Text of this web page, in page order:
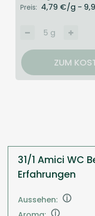
Preis: 4,79 €/g -
5 g
ZUM
31/1 Amici WC
Erfahrungen
Aussehen: i
i